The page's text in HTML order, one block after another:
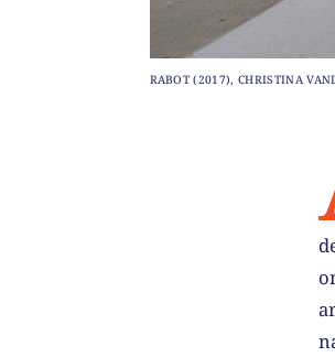
RABOT (2017), CHRISTINA